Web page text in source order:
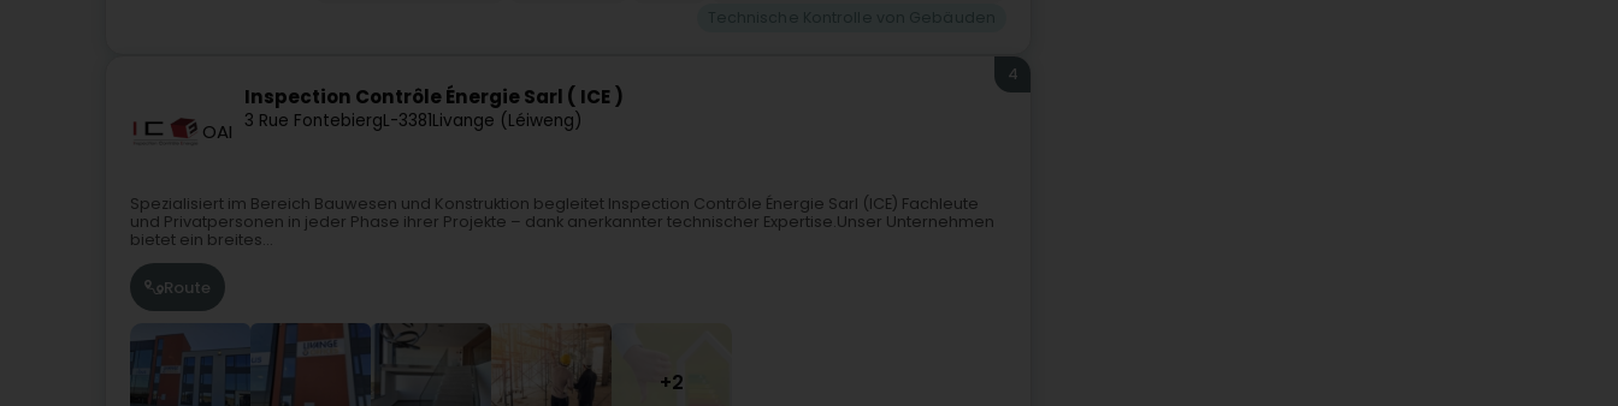
OAI
Inspection Contrôle Énergie Sarl ( ICE )
3 Rue FontebiergL-3381Livange (Léiweng)
4
Spezialisiert im Bereich Bauwesen und Konstruktion begleitet Inspection Contrôle Énergie Sarl (ICE) Fachleute
und Privatpersonen in jeder Phase ihrer Projekte – dank anerkannter technischer Expertise.Unser Unternehmen
bietet ein breites...
Route
+2